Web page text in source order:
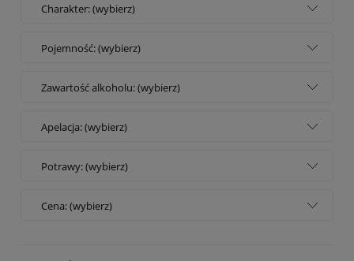
Charakter: (wybierz)
Pojemność: (wybierz)
Zawartość alkoholu: (wybierz)
Apelacja: (wybierz)
Potrawy: (wybierz)
Cena: (wybierz)